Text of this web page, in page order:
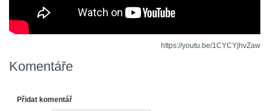
https://youtu.be/1CYCYjhvZaw
Komentáře
Přidat komentář